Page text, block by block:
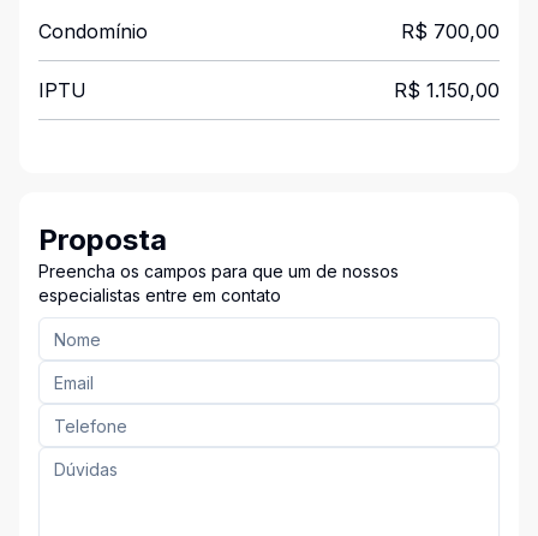
Condomínio R$ 700,00
IPTU R$ 1.150,00
Proposta
Preencha os campos para que um de nossos
especialistas entre em contato